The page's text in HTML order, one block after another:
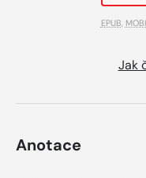
EPUB MOBI
Jak
Anotace